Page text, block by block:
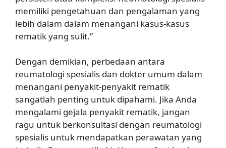
memiliki pengetahuan dan pengalaman yang
lebih dalam dalam menangani kasus-kasus
rematik yang sulit.”
Dengan demikian, perbedaan antara
reumatologi spesialis dan dokter umum dalam
menangani penyakit-penyakit rematik
sangatlah penting untuk dipahami. Jika Anda
mengalami gejala penyakit rematik, jangan
ragu untuk berkonsultasi dengan reumatologi
spesialis untuk mendapatkan perawatan yang